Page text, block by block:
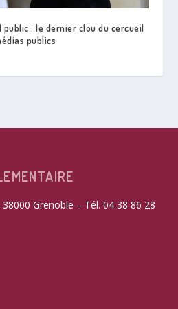
public : le dernier clou du cercueil
publics
Grenoble – Tél. 04 38 86 28